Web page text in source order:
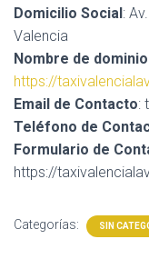
Domicilio Social:
Valencia
Nombre de
https://
Email de Contacto:
Teléfono de
Formulario de
https://
Categorías: SIN